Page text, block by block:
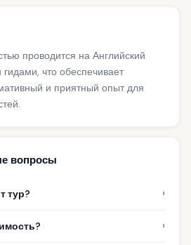
проводится на Английский
что обеспечивает
и приятный опыт для
вопросы
тур? ›
›